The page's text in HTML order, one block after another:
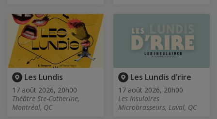
Les Lundis
17 août 2026, 20h00
Théâtre Ste-Catherine,
Montréal, QC
Les Lundis d'rire
17 août 2026, 20h00
Les Insulaires
Microbrasseurs, Laval, QC